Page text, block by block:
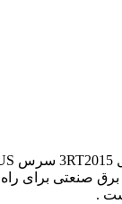
صنعتی برای راه
.